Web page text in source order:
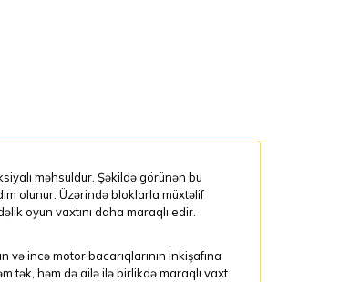
məhsuldur. Şəkildə görünən bu
olunur. Üzərində bloklarla müxtəlif
oyun vaxtını daha maraqlı edir.
incə motor bacarıqlarının inkişafına
tək, həm də ailə ilə birlikdə maraqlı vaxt